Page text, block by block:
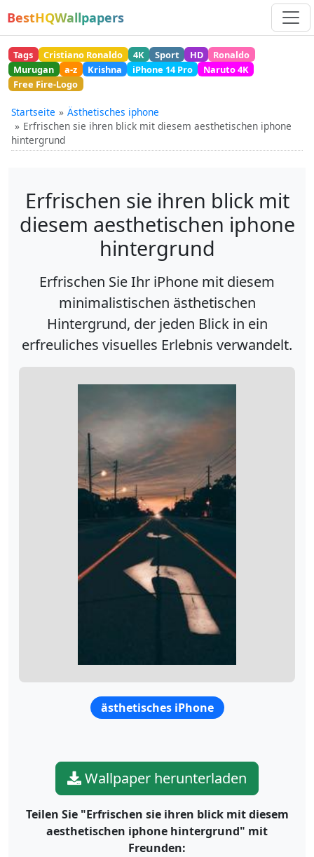
BestHQWallpapers
Tags Cristiano Ronaldo 4K Sport HD
Ronaldo
Murugan
a-z Krishna iPhone 14 Pro
Naruto 4K
Free Fire-Logo
Startseite
Ästhetisches iphone
Erfrischen sie ihren blick mit diesem aesthetischen iphone
hintergrund
Erfrischen sie ihren blick mit
diesem aesthetischen iphone
hintergrund
Erfrischen Sie Ihr iPhone mit diesem
minimalistischen ästhetischen
Hintergrund, der jeden Blick in ein
erfreuliches visuelles Erlebnis verwandelt.
ästhetisches iPhone
Wallpaper herunterladen
Teilen Sie "Erfrischen sie ihren blick mit diesem
aesthetischen iphone hintergrund" mit
Freunden: